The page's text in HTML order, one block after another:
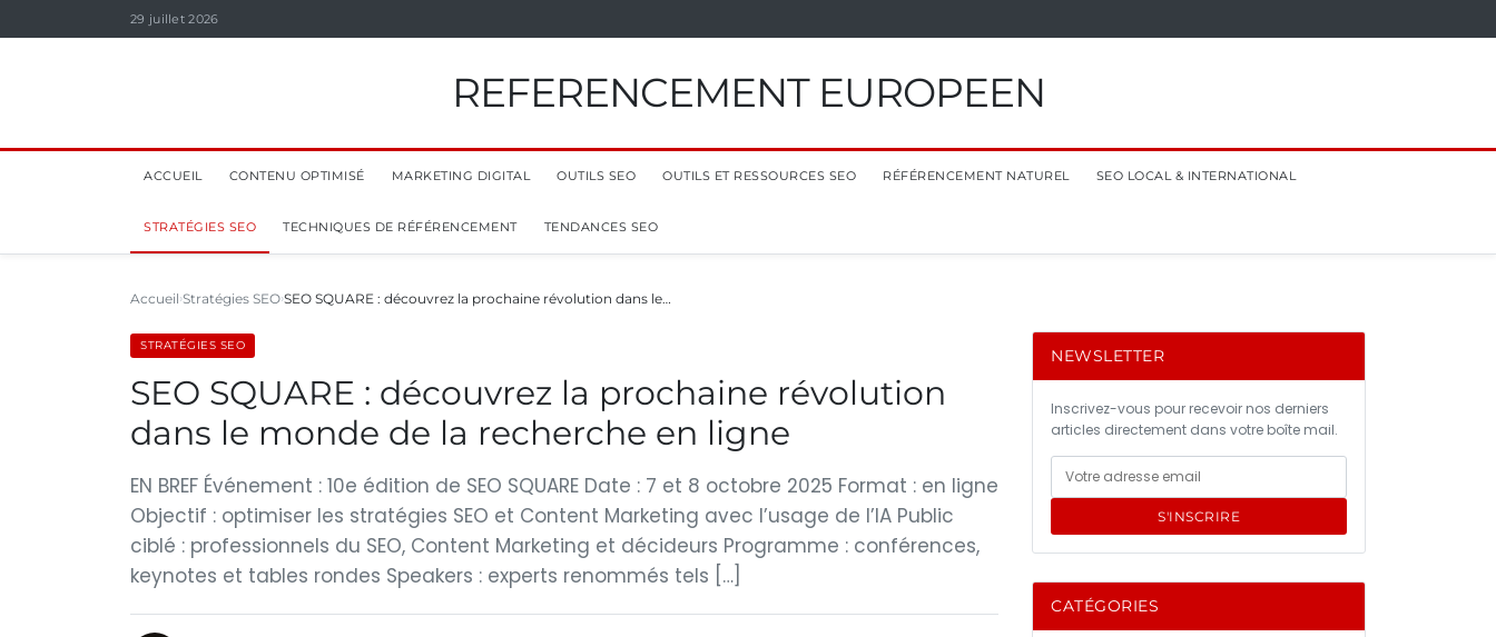
29 juillet 2026
REFERENCEMENT EUROPEEN
ACCUEIL CONTENU OPTIMISÉ MARKETING DIGITAL OUTILS SEO OUTILS ET RESSOURCES SEO RÉFÉRENCEMENT NATUREL SEO LOCAL & INTERNATIONAL
STRATÉGIES SEO TECHNIQUES DE RÉFÉRENCEMENT TENDANCES SEO
Accueil Stratégies SEO SEO SQUARE : découvrez la prochaine révolution dans le…
STRATÉGIES SEO
SEO SQUARE : découvrez la prochaine révolution
dans le monde de la recherche en ligne
EN BREF Événement : 10e édition de SEO SQUARE Date : 7 et 8 octobre 2025 Format : en ligne
Objectif : optimiser les stratégies SEO et Content Marketing avec l’usage de l’IA Public
ciblé : professionnels du SEO, Content Marketing et décideurs Programme : conférences,
keynotes et tables rondes Speakers : experts renommés tels […]
NEWSLETTER
Inscrivez-vous pour recevoir nos derniers
articles directement dans votre boîte mail.
S'INSCRIRE
CATÉGORIES